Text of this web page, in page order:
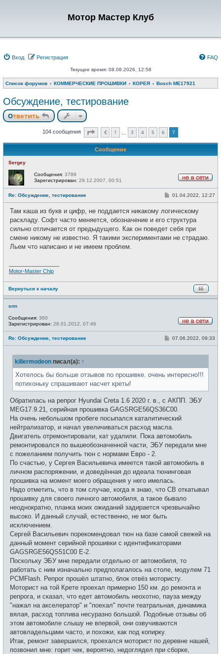
Мотор Мастер Клуб
Вход Регистрация FAQ
Текущее время: 08.08.2026, 12:58
Список форумов КОММЕРЧЕСКИЕ ПРОШИВКИ КОРЕЯ Bosch ME17921
Обсуждение, тестирование
Ответить
104 сообщения СтраницаПред.
1 3 4 5 6 7
Сообщение
Sergey
е
в
с
Сообщения: 3789
Зарегистрирован: 29.12.2007, 00:51
Re: Обсуждение, тестирование
С
б
щ
н
и
01.04.2022, 12:27
Там каша из букв и цифр, не поддается никакому логическому
раскладу. Софт часто меняется, обозначение и его структура
сильно отличается от предыдущего. Как он поведет себя при
смене никому не известно. Я такими экспериментами не страдаю.
Льем что написано и не имеем проблем.
Motor-Master Chip
Вернуться к началу
snn
в
с
Сообщения: 360
Зарегистрирован: 28.01.2012, 07:46
Re: Обсуждение, тестирование
С
б
е
н
07.06.2022, 09:33
killermodeon писал(а): ↑
Хотелось бы больше отзывов по прошивке. очень интересно!!!
потихоньку спрашивают насчет креты!
Обратилась на репрог Hyundai Creta 1.6 2020 г. в., с АКПП. ЭБУ
MEG17.9.21, серийная прошивка GAGSRGE56QS36C00.
На очень небольшом пробеге посыпался каталитический
нейтрализатор, и начал увеличиваться расход масла.
Двигатель отремонтировали, кат удалили. Пока автомобиль
ремонтировался по вышеобозначенной части, ЭБУ передали мне
с пожеланием получить тюн с нормами Евро - 2.
По счастью, у Сергея Васильевича имеется такой автомобиль в
личном распоряжении, и доведённая до идеала тюнинговая
прошивка на момент моего обращения у него имелась.
Надо отметить, что в том случае, когда я знаю, что СВ откатывал
прошивку для своего личного автомобиля, а такое бывало
неоднократно, планка моих ожиданий задирается чрезвычайно
высоко. И данный случай, естественно, не мог быть
исключением.
Сергей Васильевич порекомендовал тюн на базе самой свежей на
данный момент серийной прошивки с идентификаторами
GAGSRGE56QS51C00 Е-2.
Поскольку ЭБУ мне передали отдельно от автомобиля, то
работать с ним изначально предполагалось на столе, модулем 71
PCMFlash. Репрог прошёл штатно, блок отвёз мотористу.
Моторист на той Крете проехал примерно 150 км. до ремонта и
репрога, и сказал, что едет автомобиль неохотно, пауза между
"нажал на акселератор" и "поехал" почти театральная, динамика
вялая, расход топлива несуразно большой. Подобные отзывы об
этом автомобиле слышу не впервой, они озвучиваются
автовладельцами часто, и похожи, как под копирку.
Итак, ремонт завершился, проехался моторист по деревне нашей,
позвонил мне: горит чек, вероятно, недоглядел при сборке,